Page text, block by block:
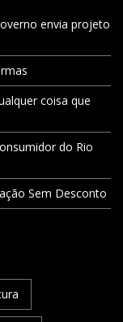
envia projeto
coisa que
do Rio
Sem Desconto